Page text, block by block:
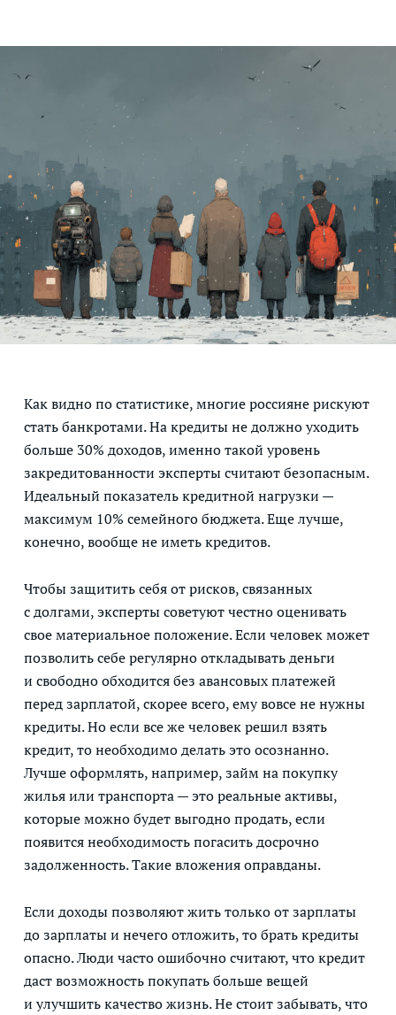
Как видно по статистике, многие россияне рискуют
стать банкротами. На кредиты не должно уходить
больше 30% доходов, именно такой уровень
закредитованности эксперты считают безопасным.
Идеальный показатель кредитной нагрузки —
максимум 10% семейного бюджета. Еще лучше,
конечно, вообще не иметь кредитов.
Чтобы защитить себя от рисков, связанных
с долгами, эксперты советуют честно оценивать
свое материальное положение. Если человек может
позволить себе регулярно откладывать деньги
и свободно обходится без авансовых платежей
перед зарплатой, скорее всего, ему вовсе не нужны
кредиты. Но если все же человек решил взять
кредит, то необходимо делать это осознанно.
Лучше оформлять, например, займ на покупку
жилья или транспорта — это реальные активы,
которые можно будет выгодно продать, если
появится необходимость погасить досрочно
задолженность. Такие вложения оправданы.
Если доходы позволяют жить только от зарплаты
до зарплаты и нечего отложить, то брать кредиты
опасно. Люди часто ошибочно считают, что кредит
даст возможность покупать больше вещей
и улучшить качество жизнь. Не стоит забывать, что